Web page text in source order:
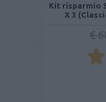
Kit risparmio
X 3
€